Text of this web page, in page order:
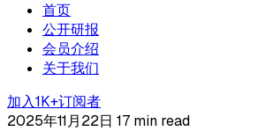
首页
公开研报
会员介绍
关于我们
加入1K+订阅者
2025年11月22日 17 min read